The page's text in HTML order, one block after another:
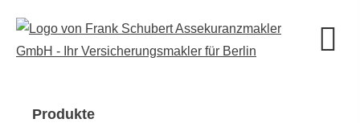
Produkte